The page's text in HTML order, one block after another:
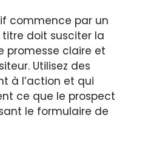
commence par un
doit susciter la
promesse claire et
Utilisez des
à l’action et qui
ce que le prospect
le formulaire de